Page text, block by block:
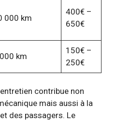
000 km
400€ –
650€
km
150€ –
250€
contribue non
mais aussi à la
des passagers. Le